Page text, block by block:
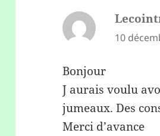
10
Bonjour
J aurais voulu
jumeaux. Des
Merci d’avance